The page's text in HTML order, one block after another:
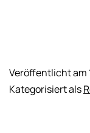
Veröffentlicht am
Kategorisiert als